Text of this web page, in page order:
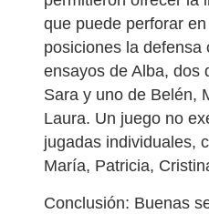
que puede perforar
posiciones la defensa
ensayos de Alba, dos
Sara y uno de Belén,
Laura. Un juego no
jugadas individuales,
María, Patricia,
Conclusión: Buenas